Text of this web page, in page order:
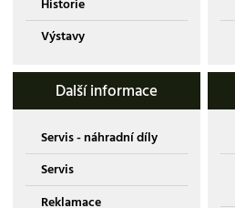
Výstavy
Další informace
Servis - náhradní díly
Servis
Reklamace